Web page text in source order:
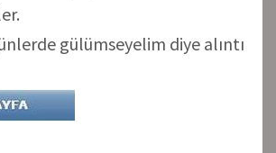
gülümseyelim diye alıntı